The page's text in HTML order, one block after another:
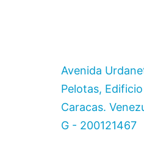
Avenida
Pelotas,
Caracas.
G - 200121467